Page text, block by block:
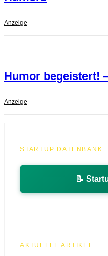
Anzeige
Humor begeistert!
Anzeige
STARTUP DATENBANK
📝
AKTUELLE ARTIKEL